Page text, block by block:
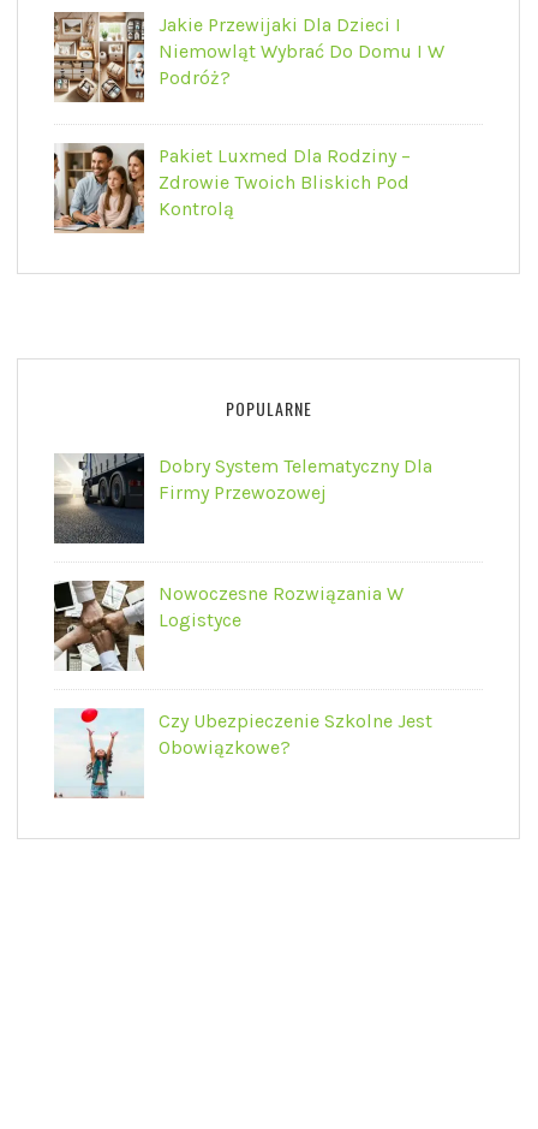
Jakie Przewijaki Dla Dzieci I
Niemowląt Wybrać Do Domu I W
Podróż?
Pakiet Luxmed Dla Rodziny –
Zdrowie Twoich Bliskich Pod
Kontrolą
POPULARNE
Dobry System Telematyczny Dla
Firmy Przewozowej
Nowoczesne Rozwiązania W
Logistyce
Czy Ubezpieczenie Szkolne Jest
Obowiązkowe?